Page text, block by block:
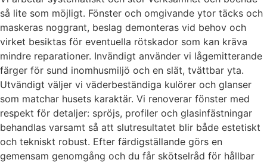
så lite som möjligt. Fönster och omgivande ytor täcks och
maskeras noggrant, beslag demonteras vid behov och
virket besiktas för eventuella rötskador som kan kräva
mindre reparationer. Invändigt använder vi lågemitterande
färger för sund inomhusmiljö och en slät, tvättbar yta.
Utvändigt väljer vi väderbeständiga kulörer och glanser
som matchar husets karaktär. Vi renoverar fönster med
respekt för detaljer: spröjs, profiler och glasinfästningar
behandlas varsamt så att slutresultatet blir både estetiskt
och tekniskt robust. Efter färdigställande görs en
gemensam genomgång och du får skötselråd för hållbar